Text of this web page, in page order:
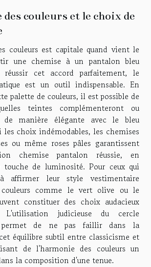
couleurs et le choix de
couleurs est capitale quand vient le
une chemise à un pantalon bleu
réussir cet accord parfaitement, le
est un outil indispensable. En
palette de couleurs, il est possible de
teintes complémenteront ou
de manière élégante avec le bleu
choix indémodables, les chemises
ou même roses pâles garantissent
chemise pantalon réussie, en
touche de luminosité. Pour ceux qui
affirmer leur style vestimentaire
comme le vert olive ou le
constituer des choix audacieux
L'utilisation judicieuse du cercle
permet de ne pas faillir dans la
équilibre subtil entre classicisme et
de l'harmonie des couleurs un
la composition d'une tenue.